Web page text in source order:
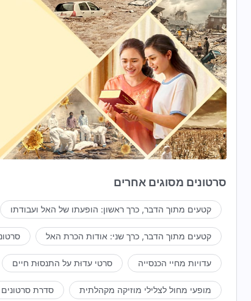
סרטונים מסוגים אחרים
קטעים מתוך הדבר, כרך ראשון: הופעתו של האל ועבודתו
קטעים מתוך הדבר, כרך שני: אודות הכרת האל
עדויות מחיי הכנסייה סרטי עדוּת על התנסוּת חיים
מופעי מחול לצלילי מוזיקה מקהלתית סדרת